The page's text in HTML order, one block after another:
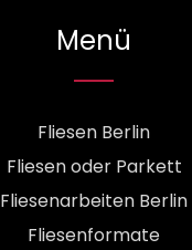
Menü
Fliesen Berlin
Fliesen oder Parkett
Fliesenarbeiten Berlin
Fliesenformate